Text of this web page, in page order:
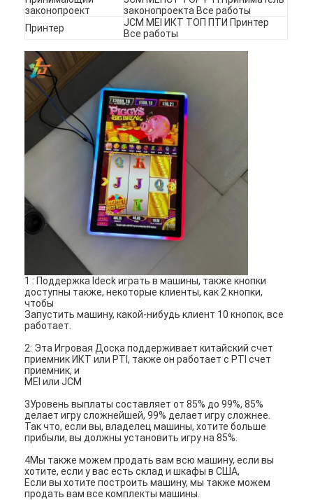
О нас
Контроль качества
Свяжитесь с нами
Новости
Игровой автомат
Игровые столы для рыб
Стол рулетки казино
машина видеоигры
Стол для баккара в казино
Игровой автомат горшка с золотом
Программное обеспечение игровых автоматов
Аксессуары торгового автомата
законопроект
законопроекта Все работы
Принтер
JCM MEI ИКТ ТОП ПТИ Принтер
Все работы
1 : Поддержка Ideck играть в машины, также кнопки
доступны также, некоторые клиенты, как 2 кнопки,
чтобы
Запустить машину, какой-нибудь клиент 10 кнопок, все
работает.
2: Эта Игровая Доска поддерживает китайский счет
приемник ИКТ или PTI, также он работает с PTI счет
приемник, и
MEI или JCM
3Уровень выплаты составляет от 85% до 99%, 85%
делает игру сложнейшей, 99% делает игру сложнее.
Так что, если вы, владелец машины, хотите больше
прибыли, вы должны установить игру на 85%.
4Мы также можем продать вам всю машину, если вы
хотите, если у вас есть склад и шкафы в США,
Если вы хотите построить машину, мы также можем
продать вам все комплекты машины.